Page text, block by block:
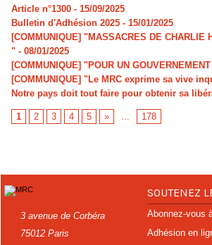
Article n°1300 - 15/09/2025
Bulletin d'Adhésion 2025 - 15/01/2025
[COMMUNIQUE] "MASSACRES DE CHARLIE
" - 08/01/2025
[COMMUNIQUE] "POUR UN
[COMMUNIQUE] "Le MRC exprime sa vive
Notre pays doit tout faire pour obtenir sa
1 2 3 4 5 » ... 178
3 avenue de Corbéra
75012 Paris
SOUTENEZ
Abonnez-vous
Adhésion en